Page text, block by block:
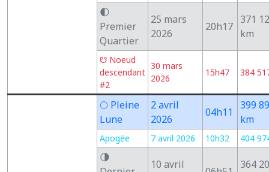
🌓
Premier
Quartier
25 mars
2026
20h17
371
km
☋ Noeud
descendant
#2
30 mars
2026
15h47 384
🌕 Pleine
Lune
2 avril
2026
04h11
399
km
Apogée 7 avril 2026 10h32 404
🌗
10 avril
364